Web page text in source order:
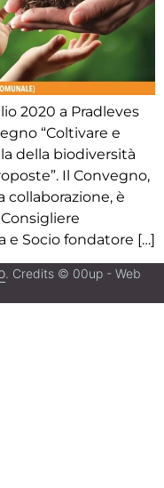
2020 a Pradleves
“Coltivare e
della biodiversità
Il Convegno,
collaborazione, è
e Socio fondatore […]
. Credits © 00up - Web